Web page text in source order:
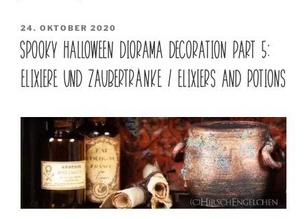
Diorama
Decoration
part
6:
Der
VERÖFFENTLICHT
AM
24. OKTOBER 2020
SPOOKY HALLOWEEN DIORAMA DECORATION PART 5:
ELIXIERE UND ZAUBERTRÄNKE / ELIXIERS AND POTIONS